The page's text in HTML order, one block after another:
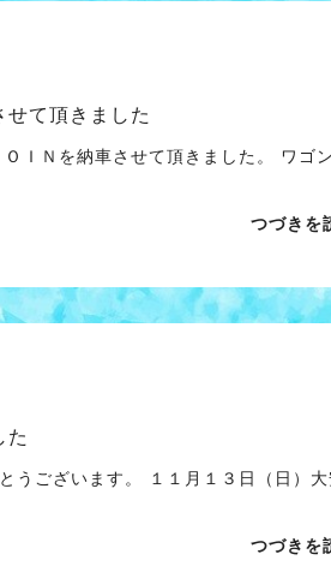
せて頂きました
ＩＮを納車させて頂きました。 ワゴ
つづきを
た
うございます。 １１月１３日（日）
つづきを